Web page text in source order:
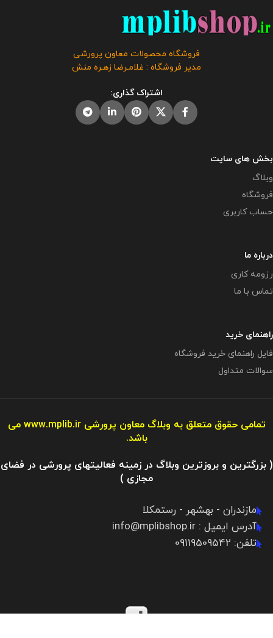
به بازدیدکنندگانی هست که از اداره
به مدرسه مراجعه می کنند و با این
بسته مشکل مستندات همکاران تا
حدود زیادی حل خواهد شد.
محصول مختص فروشگاه معاون
پرورشی می باشد و در صورت
دیگر بدون اجازه ما در حال استفاده
هستند و مورد رضایت ما نمی باشد .
به بازدیدکنندگانی هست که از اداره
به مدرسه مراجعه می کنند و با این
حدود زیادی حل خواهد شد.
محصول مختص فروشگاه معاون
مشاهده مشابه آن در سایت های
دیگر بدون اجازه ما در حال استفاده
هستند و مورد رضایت ما نمی باشد .
فروشگاه محصولات معاون پرورشی
مدیر فروشگاه : غلامـرضا زهـره منش
اشتراک گذاری:
بخش های سایت
وبلاگ
فروشگاه
حساب کاربری
درباره ما
رزومه کاری
تماس با ما
راهنمای خرید
فایل راهنمای خرید فروشگاه
سوالات متداول
تمامی حقوق متعلق به وبلاگ معاون پرورشیwww.mplib.ir می
باشد.
( بزرگترین و بروزترین وبلاگ در زمینه فعالیتهای پرورشی در فضای
مجازی )
مازندران - بهشهر - رستمکلا
آدرس ایمیل : info@mplibshop.ir
تلفن: 09119509542​